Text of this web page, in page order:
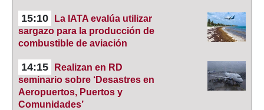
15:10
La IATA evalúa utilizar
sargazo para la producción de
combustible de aviación
14:15
Realizan en RD
seminario sobre ‘Desastres en
Aeropuertos, Puertos y
Comunidades’